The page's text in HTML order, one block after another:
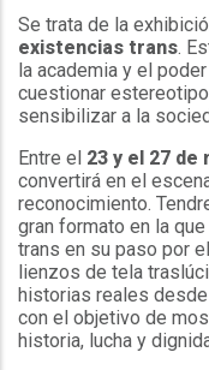
Se trata de la
existencias trans.
la academia y el
cuestionar
sensibilizar a la
Entre el 23 y el 27 de
convertirá en el
reconocimiento.
gran formato en la
trans en su paso por
lienzos de tela
historias reales
con el objetivo de
historia, lucha y